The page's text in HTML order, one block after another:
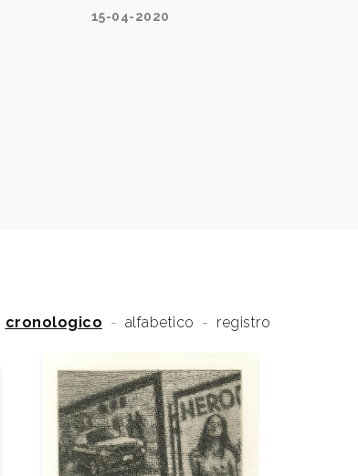
15-04-2020
cronologico - alfabetico - registro